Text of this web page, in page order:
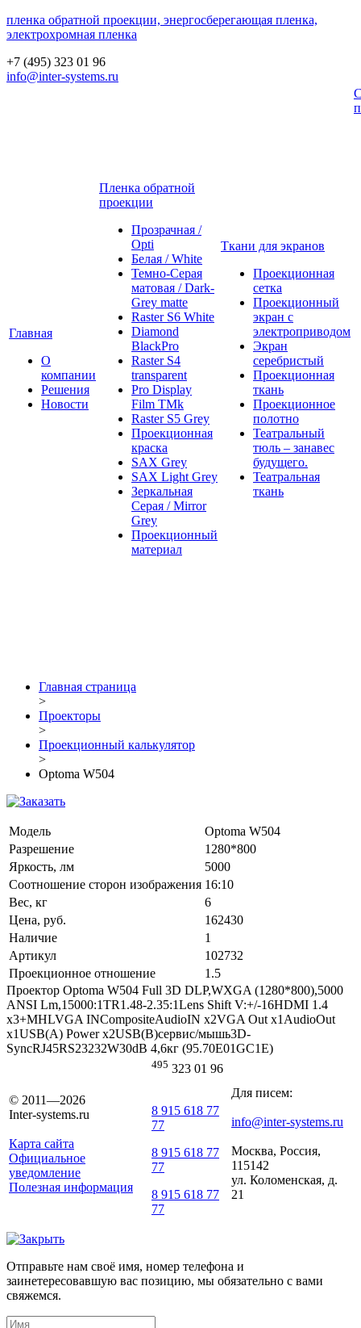
пленка обратной проекции, энергосберегающая пленка,
электрохромная пленка
+7 (495) 323 01 96
info@inter-systems.ru
Главная
О
компании
Решения
Новости
Пленка обратной
проекции
Прозрачная /
Opti
Белая / White
Темно-Серая
матовая / Dark-
Grey matte
Raster S6 White
Diamond
BlackPro
Raster S4
transparent
Pro Display
Film ТМk
Raster S5 Grey
Проекционная
краска
SAX Grey
SAX Light Grey
Зеркальная
Серая / Mirror
Grey
Проекционный
материал
Ткани для экранов
Проекционная
сетка
Проекционный
экран с
электроприводом
Экран
серебристый
Проекционная
ткань
Проекционное
полотно
Театральный
тюль – занавес
будущего.
Театральная
ткань
Главная страница
>
Проекторы
>
Проекционный калькулятор
>
Optoma W504
Модель
Optoma W504
Разрешение
1280*800
Яркость, лм
5000
Соотношение сторон изображения 16:10
Вес, кг
6
Цена, руб.
162430
Наличие
1
Артикул
102732
Проекционное отношение
1.5
Проектор Optoma W504 Full 3D DLP,WXGA (1280*800),5000
ANSI Lm,15000:1TR1.48-2.35:1Lens Shift V:+/-16HDMI 1.4
x3+MHLVGA INCompositeAudioIN x2VGA Out x1AudioOut
x1USB(A) Power x2USB(B)сервис/мышь3D-
SyncRJ45RS23232W30dB 4,6кг (95.70E01GC1E)
© 2011—2026
Inter-systems.ru
Карта сайта
Официальное
уведомление
Полезная информация
495 323 01 96
8 915 618 77
77
8 915 618 77
77
8 915 618 77
77
Для писем:
info@inter-systems.ru
Москва, Россия,
115142
ул. Коломенская, д.
21
Отправьте нам своё имя, номер телефона и
заинетересовавшую вас позицию, мы обязательно с вами
свяжемся.